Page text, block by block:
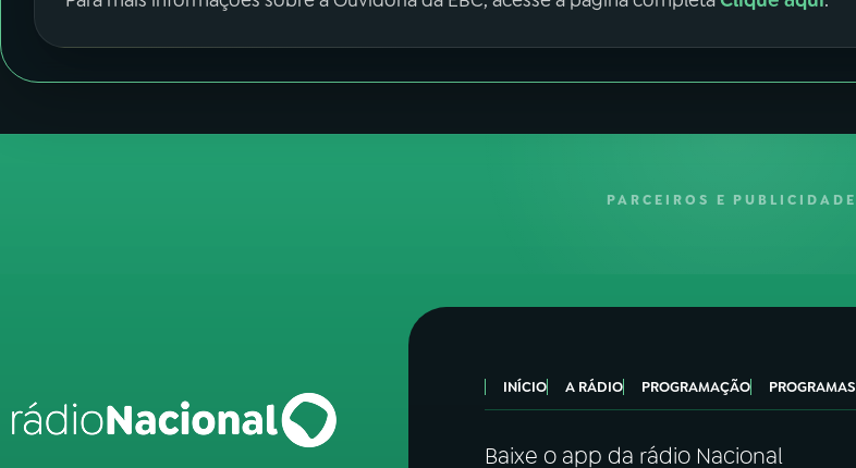
PARCEIROS E PUBLICIDADE
INÍCIO A RÁDIO PROGRAMAÇÃO PROGRAMAS
Baixe o app da rádio Nacional